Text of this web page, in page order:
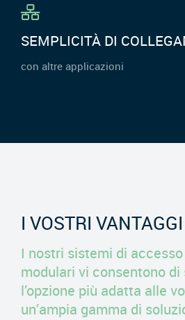
SEMPLICITÀ DI
con altre applicazioni
I VOSTRI VANTAGGI
I nostri sistemi di
modulari vi consentono di
l’opzione più adatta alle
un’ampia gamma di